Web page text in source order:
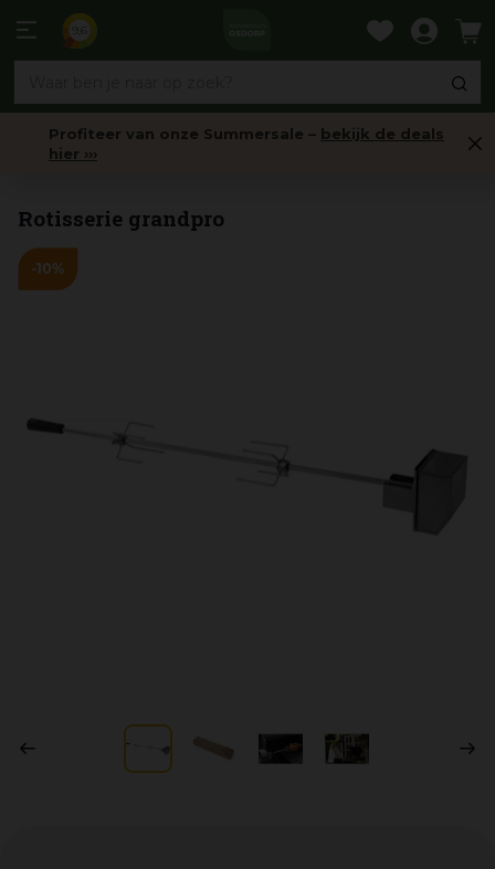
naar
Profiteer van onze Summersale – bekijk de deals
hier ›››
Rotisserie grandpro